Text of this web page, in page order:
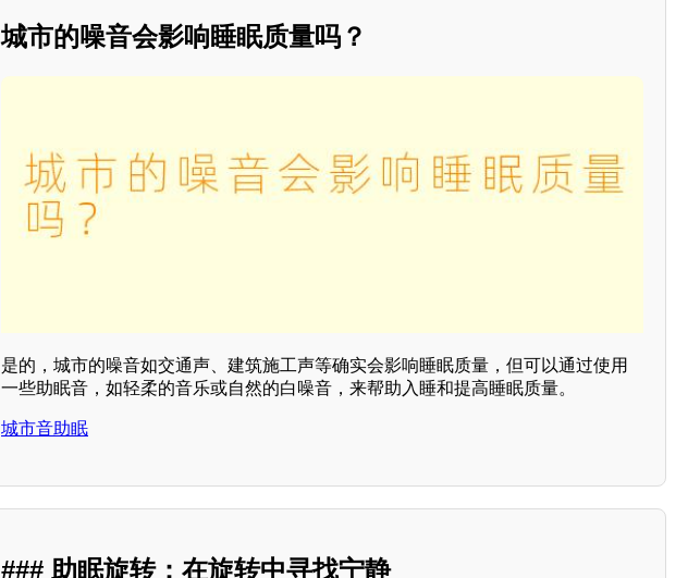
城市的噪音会影响睡眠质量吗？
是的，城市的噪音如交通声、建筑施工声等确实会影响睡眠质量，但可以通过使用
一些助眠音，如轻柔的音乐或自然的白噪音，来帮助入睡和提高睡眠质量。
城市音助眠
### 助眠旋转：在旋转中寻找宁静